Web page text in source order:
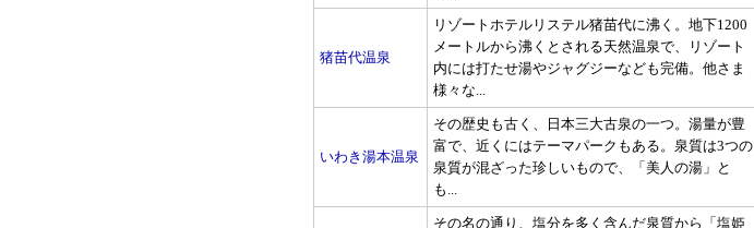
猪苗代温泉
リゾートホテルリステル猪苗代に沸く。地下1200
メートルから沸くとされる天然温泉で、リゾート
内には打たせ湯やジャグジーなども完備。他さま
様々な...
いわき湯本温泉
その歴史も古く、日本三大古泉の一つ。湯量が豊
富で、近くにはテーマパークもある。泉質は3つの
泉質が混ざった珍しいもので、「美人の湯」と
も...
その名の通り、塩分を多く含んだ泉質から「塩姫